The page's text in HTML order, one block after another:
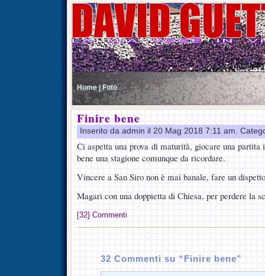
Home | Foto
Finire bene
Inserito da admin il 20 Mag 2018 7:11 am.
Ci aspetta una prova di maturità, giocare una
bene una stagione comunque da ricordare.
Vincere a San Siro non è mai banale, fare un
Magari con una doppietta di Chiesa, per perdere la
[32] Commenti
32 Commenti su “Finire bene”